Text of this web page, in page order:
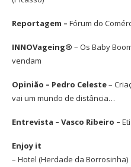
Reportagem – Fórum do
INNOVageing® – Os Baby
vendam
Opinião – Pedro Celeste–
vai um mundo de distância…
Entrevista – Vasco Ribeiro –
Enjoy it
– Hotel (Herdade da Borrosinha)